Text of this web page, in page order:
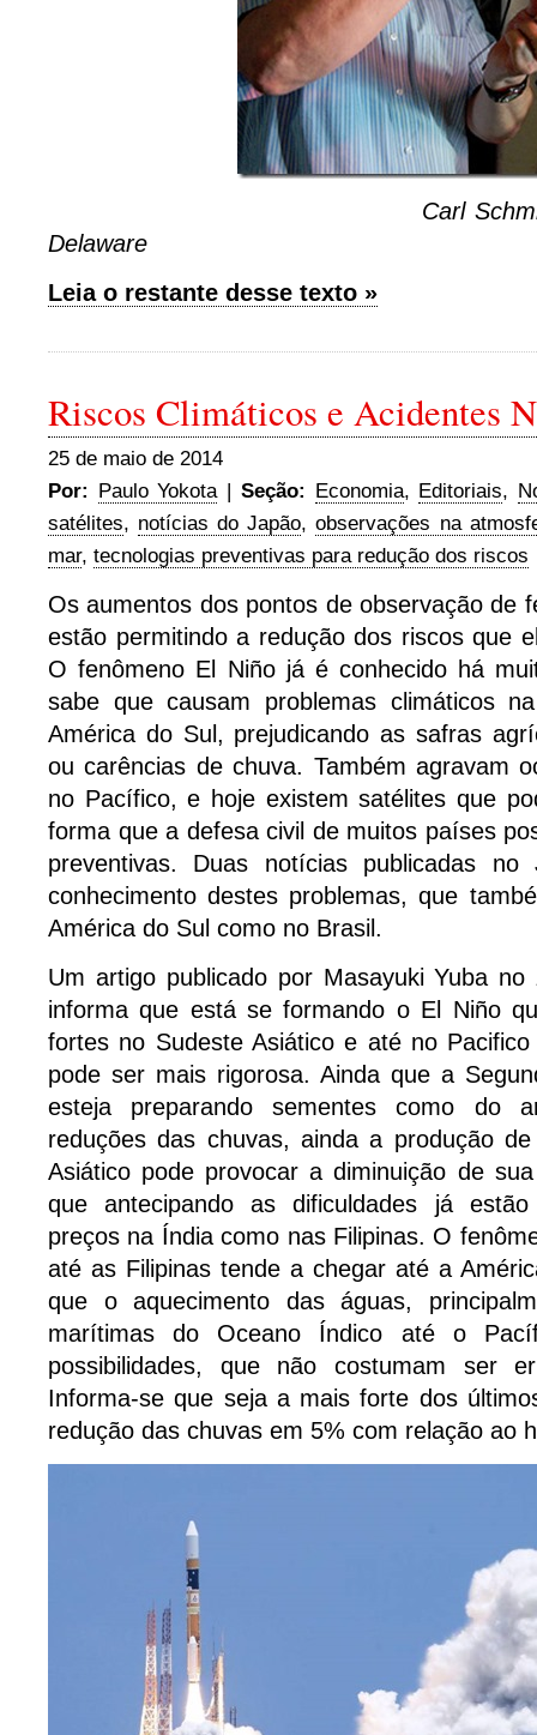
Carl Schmidt, da
Delaware
Leia o restante desse texto »
Riscos Climáticos e Acidentes
25 de maio de 2014
Por: Paulo Yokota| Seção: Economia, Editoriais,
satélites, notícias do Japão,observações na
mar, tecnologias preventivas para redução dos riscos
Os aumentos dos pontos de observação de
estão permitindo a redução dos riscos que
O fenômeno El Niño já é conhecido há
sabe que causam problemas climáticos
América do Sul, prejudicando as safras
ou carências de chuva. Também agravam
no Pacífico, e hoje existem satélites que
forma que a defesa civil de muitos países
preventivas. Duas notícias publicadas no
conhecimento destes problemas, que
América do Sul como no Brasil.
Um artigo publicado por Masayuki Yuba no
informa que está se formando o El Niño
fortes no Sudeste Asiático e até no
pode ser mais rigorosa. Ainda que a
esteja preparando sementes como do
reduções das chuvas, ainda a produção
Asiático pode provocar a diminuição de
que antecipando as dificuldades já estão
preços na Índia como nas Filipinas. O
até as Filipinas tende a chegar até a
que o aquecimento das águas,
marítimas do Oceano Índico até o
possibilidades, que não costumam ser
Informa-se que seja a mais forte dos
redução das chuvas em 5% com relação ao